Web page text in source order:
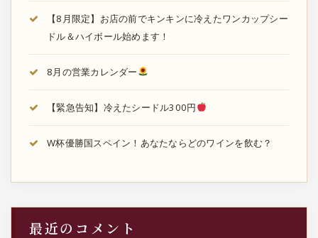
【8月限定】お店の前でキンキンに冷えたワンカップシー
ドル＆ハイボール始めます！
8月の営業カレンダー
【緊急告知】冷えたシードル300円
W杯優勝国スペイン！あなたならどのワインを飲む？
最近のコメント